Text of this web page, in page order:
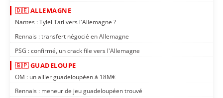
🇩🇪 ALLEMAGNE
Nantes : Tylel Tati vers l'Allemagne ?
Rennais : transfert négocié en Allemagne
PSG : confirmé, un crack file vers l'Allemagne
🇬🇵 GUADELOUPE
OM : un ailier guadeloupéen à 18M€
Rennais : meneur de jeu guadeloupéen trouvé